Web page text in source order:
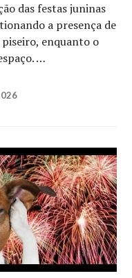
das festas juninas
a presença de
enquanto o
…
sem o forró?